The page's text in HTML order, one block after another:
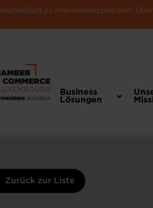
zu Informationszwecken.
Business
Lösungen
Zurück zur Liste